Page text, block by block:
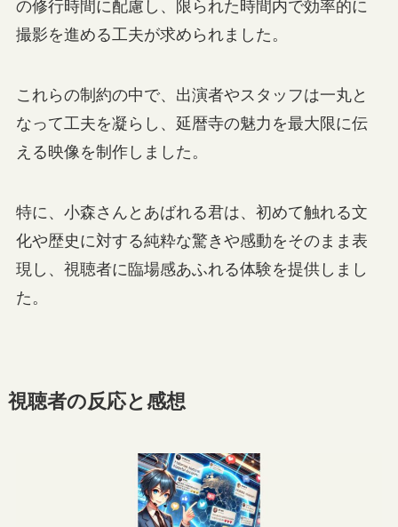
の修行時間に配慮し、限られた時間内で効率的に
撮影を進める工夫が求められました。
これらの制約の中で、出演者やスタッフは一丸と
なって工夫を凝らし、延暦寺の魅力を最大限に伝
える映像を制作しました。
特に、小森さんとあばれる君は、初めて触れる文
化や歴史に対する純粋な驚きや感動をそのまま表
現し、視聴者に臨場感あふれる体験を提供しまし
た。
視聴者の反応と感想